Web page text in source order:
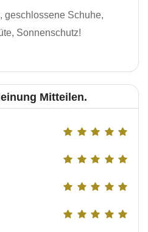
geschlossene Schuhe,
Sonnenschutz!
Mitteilen.